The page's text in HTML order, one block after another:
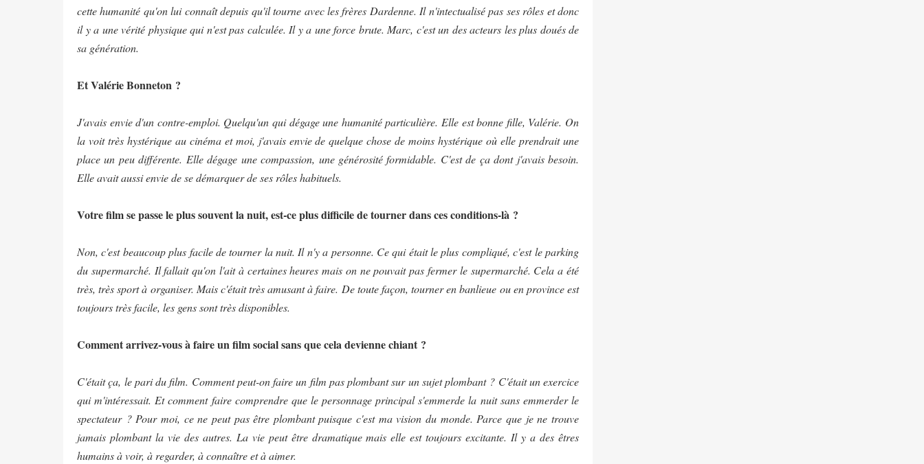
cette humanité qu'on lui connaît depuis qu'il tourne avec les frères Dardenne. Il n'intectualisé pas ses rôles et donc
il y a une vérité physique qui n'est pas calculée. Il y a une force brute. Marc, c'est un des acteurs les plus doués de
sa génération.
Et Valérie Bonneton ?
J'avais envie d'un contre-emploi. Quelqu'un qui dégage une humanité particulière. Elle est bonne fille, Valérie. On
la voit très hystérique au cinéma et moi, j'avais envie de quelque chose de moins hystérique où elle prendrait une
place un peu différente. Elle dégage une compassion, une générosité formidable. C'est de ça dont j'avais besoin.
Elle avait aussi envie de se démarquer de ses rôles habituels.
Votre film se passe le plus souvent la nuit, est-ce plus difficile de tourner dans ces conditions-là ?
Non, c'est beaucoup plus facile de tourner la nuit. Il n'y a personne. Ce qui était le plus compliqué, c'est le parking
du supermarché. Il fallait qu'on l'ait à certaines heures mais on ne pouvait pas fermer le supermarché. Cela a été
très, très sport à organiser. Mais c'était très amusant à faire. De toute façon, tourner en banlieue ou en province est
toujours très facile, les gens sont très disponibles.
Comment arrivez-vous à faire un film social sans que cela devienne chiant ?
C'était ça, le pari du film. Comment peut-on faire un film pas plombant sur un sujet plombant ? C'était un exercice
qui m'intéressait. Et comment faire comprendre que le personnage principal s'emmerde la nuit sans emmerder le
spectateur ? Pour moi, ce ne peut pas être plombant puisque c'est ma vision du monde. Parce que je ne trouve
jamais plombant la vie des autres. La vie peut être dramatique mais elle est toujours excitante. Il y a des êtres
humains à voir, à regarder, à connaître et à aimer.